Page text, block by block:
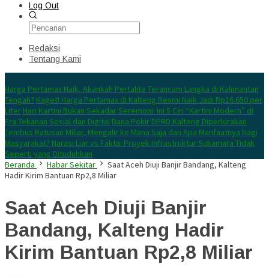
Log Out
Redaksi
Tentang Kami
Harga Pertamax Naik, Akankah Pertalite Terancam Langka di Kalimantan
Tengah? Kaget! Harga Pertamax di Kalteng Resmi Naik Jadi Rp16.650 per
Liter Hari Kartini Bukan Sekadar Seremoni: Ini 5 Ciri “Kartini Modern” di
Era Tekanan Sosial dan Digital Dana Pokir DPRD Kalteng Diperkirakan
Tembus Ratusan Miliar, Mengalir ke Mana Saja dan Apa Manfaatnya bagi
Masyarakat? Narasi Liar vs Fakta: Proyek Infrastruktur Sukamara Tidak
Seperti yang Dituduhkan
Beranda
Habar Sekitar
Saat Aceh Diuji Banjir Bandang, Kalteng
Hadir Kirim Bantuan Rp2,8 Miliar
Saat Aceh Diuji Banjir
Bandang, Kalteng Hadir
Kirim Bantuan Rp2,8 Miliar